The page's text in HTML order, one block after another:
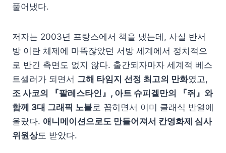
풀어냈다.
저자는 2003년 프랑스에서 책을 냈는데, 사실 반서
방 이란 체제에 마뜩잖았던 서방 세계에서 정치적으
로 반긴 측면도 없지 않다. 출간되자마자 세계적 베스
트셀러가 되면서 그해 타임지 선정 최고의 만화였고,
조 사코의 『팔레스타인』, 아트 슈피겔만의 『쥐』와
함께 3대 그래픽 노블로 꼽히면서 이미 클래식 반열에
올랐다. 애니메이션으로도 만들어져서 칸영화제 심사
위원상도 받았다.